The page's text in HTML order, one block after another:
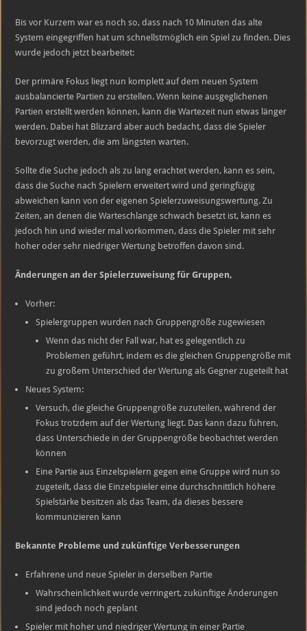
Bis vor Kurzem war es noch so, dass nach 10 Minuten das alte
System eingegriffen hat um schnellstmöglich ein Spiel zu finden. Dies
wurde jedoch jetzt bearbeitet:
Der primäre Fokus liegt nun komplett auf dem neuen System
ausbalancierte Partien zu erstellen. Wenn keine ausgeglichenen
Partien erstellt werden können, kann die Wartezeit nun etwas länger
werden. Dabei hat Blizzard aber auch bedacht, dass die Spieler
bevorzugt werden, die am längsten warten.
Sollte die Suche jedoch als zu lang erachtet werden, kann es sein,
dass die Suche nach Spielern erweitert wird und geringfügig
abweichen kann von der eigenen Spielerzuweisungswertung. Zu
Zeiten, an denen die Warteschlange schwach besetzt ist, kann es
jedoch hin und wieder mal vorkommen, dass die Spieler mit sehr
hoher oder sehr niedriger Wertung betroffen davon sind.
Änderungen an der Spielerzuweisung für Gruppen,
Vorher:
Spielergruppen wurden nach Gruppengröße zugewiesen
Wenn das nicht der Fall war, hat es gelegentlich zu
Problemen geführt, indem es die gleichen Gruppengröße mit
zu großem Unterschied der Wertung als Gegner zugeteilt hat
Neues System:
Versuch, die gleiche Gruppengröße zuzuteilen, während der
Fokus trotzdem auf der Wertung liegt. Das kann dazu führen,
dass Unterschiede in der Gruppengröße beobachtet werden
können
Eine Partie aus Einzelspielern gegen eine Gruppe wird nun so
zugeteilt, dass die Einzelspieler eine durchschnittlich höhere
Spielstärke besitzen als das Team, da dieses bessere
kommunizieren kann
Bekannte Probleme und zukünftige Verbesserungen
Erfahrene und neue Spieler in derselben Partie
Wahrscheinlichkeit wurde verringert, zukünftige Änderungen
sind jedoch noch geplant
Spieler mit hoher und niedriger Wertung in einer Partie